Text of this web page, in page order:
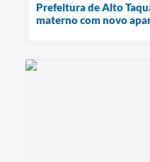
Prefeitura de Alto
materno com novo